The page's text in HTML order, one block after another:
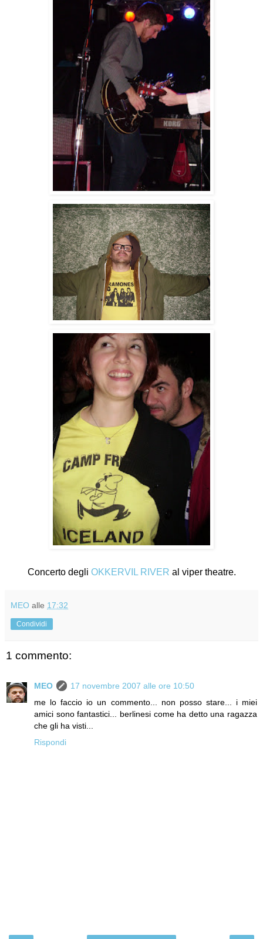
Concerto degli OKKERVIL RIVER al viper theatre.
MEO alle 17:32
Condividi
1 commento:
MEO
17 novembre 2007 alle ore 10:50
me lo faccio io un commento... non posso stare... i miei
amici sono fantastici... berlinesi come ha detto una ragazza
che gli ha visti...
Rispondi